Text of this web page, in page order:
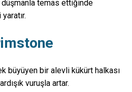
düşmanla temas ettiğinde
büyüyen bir alevli kükürt halkası
vuruşla artar.